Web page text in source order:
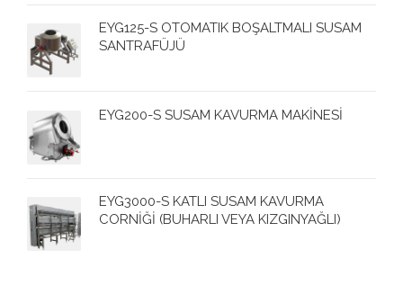
EYG125-S OTOMATIK BOŞALTMALI SUSAM
SANTRAFÜJÜ
EYG200-S SUSAM KAVURMA MAKİNESİ
EYG3000-S KATLI SUSAM KAVURMA
CORNİĞİ (BUHARLI VEYA KIZGINYAĞLI)